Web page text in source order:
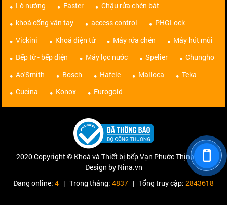
Lò nướng
Faster
Chậu rửa chén bát
khoá cổng vân tay
access control
PHGLock
Vickini
Khoá điện tử Máy rửa chén
Máy hút mùi
Bếp từ - bếp điện
Máy lọc nước Spelier
Chungho
Ao'Smith
Bosch Hafele Malloca
Teka
Cucina
Konox Eurogold
2020 Copyright © Khoá và Thiết bị bếp Vạn Phước Thịnh. Web
Design by Nina.vn
Đang online: 4 | Trong tháng: 4837 | Tổng truy cập: 2843618